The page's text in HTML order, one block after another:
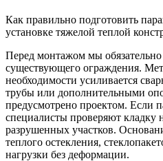
Как правильно подготовить
установке тяжелой теплой
Перед монтажом мы
существующего ограждения.
необходимости усиливается
трубы или дополнительными
предусмотрено проектом. Если
специалисты проверяют кладку
разрушенных участков.
теплого остекления,
нагрузки без деформации.